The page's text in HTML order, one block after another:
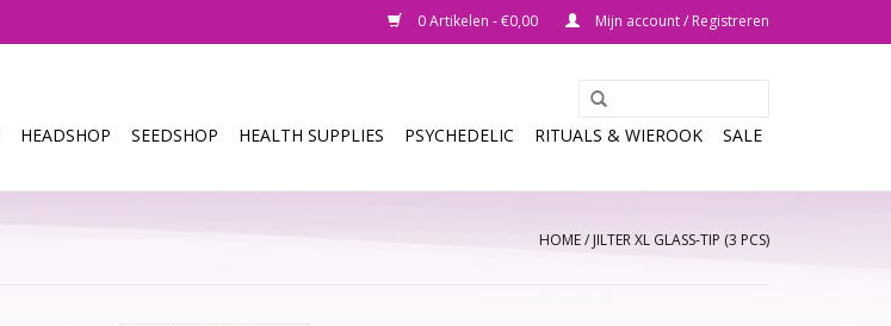
0 Artikelen - €0,00 Mijn account / Registreren
HEADSHOP SEEDSHOP HEALTH SUPPLIES PSYCHEDELIC RITUALS & WIEROOK SALE
HOME/JILTER XL GLASS-TIP (3 PCS)